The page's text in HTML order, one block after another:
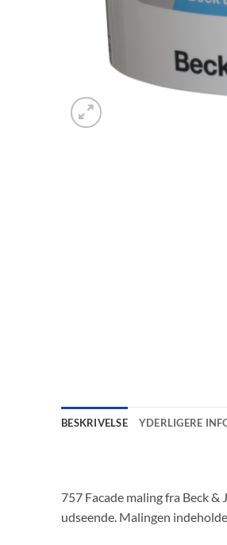
BESKRIVELSE YDERLIGERE
757 Facade maling fra Beck
udseende. Malingen